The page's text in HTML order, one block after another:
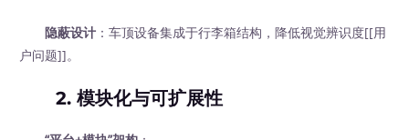
隐蔽设计 ：车顶设备集成于行李箱结构，降低视觉辨识度[[用
户问题]]。
2. 模块化与可扩展性